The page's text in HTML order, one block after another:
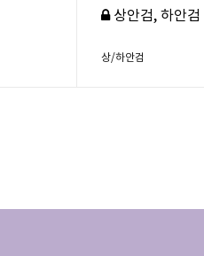
상안검, 하안검
상/하안검